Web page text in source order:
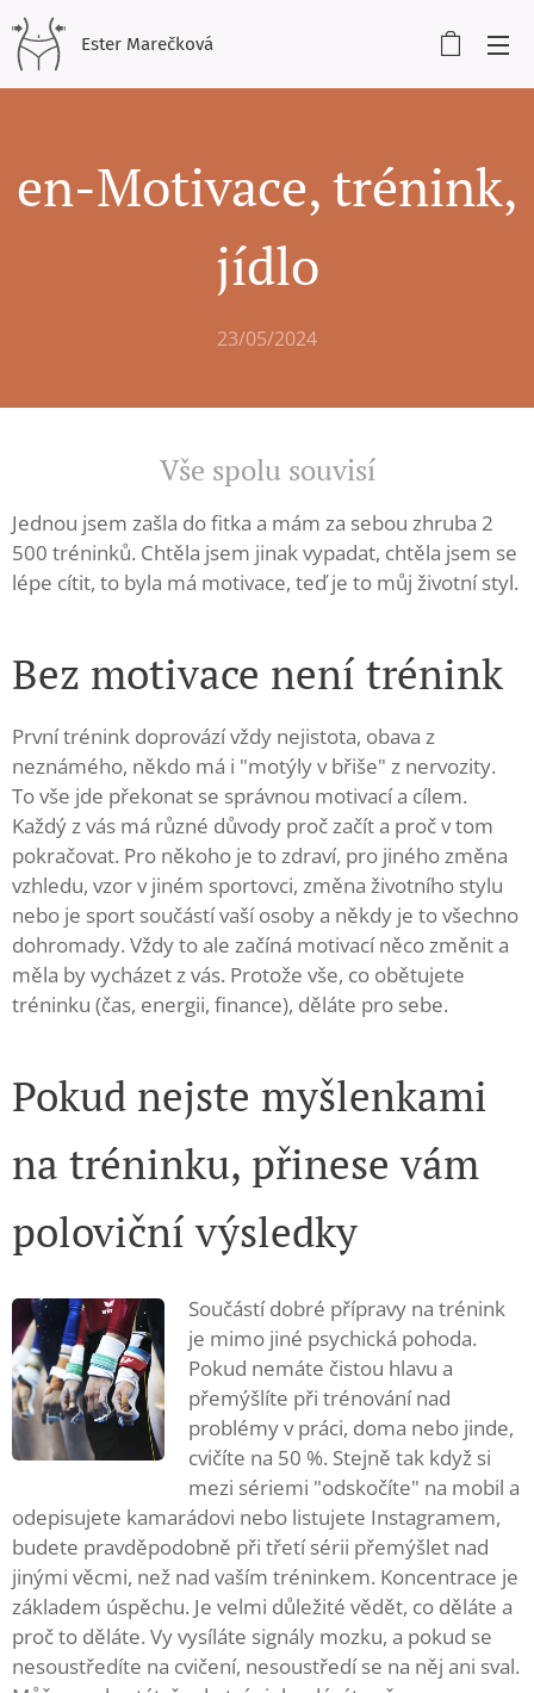
Ester Marečková
en-Motivace, trénink,
jídlo
23/05/2024
Vše spolu souvisí
Jednou jsem zašla do fitka a mám za sebou zhruba 2
500 tréninků. Chtěla jsem jinak vypadat, chtěla jsem se
lépe cítit, to byla má motivace, teď je to můj životní styl.
Bez motivace není trénink
První trénink doprovází vždy nejistota, obava z
neznámého, někdo má i "motýly v břiše" z nervozity.
To vše jde překonat se správnou motivací a cílem.
Každý z vás má různé důvody proč začít a proč v tom
pokračovat. Pro někoho je to zdraví, pro jiného změna
vzhledu, vzor v jiném sportovci, změna životního stylu
nebo je sport součástí vaší osoby a někdy je to všechno
dohromady. Vždy to ale začíná motivací něco změnit a
měla by vycházet z vás. Protože vše, co obětujete
tréninku (čas, energii, finance), děláte pro sebe.
Pokud nejste myšlenkami
na tréninku, přinese vám
poloviční výsledky
Součástí dobré přípravy na trénink
je mimo jiné psychická pohoda.
Pokud nemáte čistou hlavu a
přemýšlíte při trénování nad
problémy v práci, doma nebo jinde,
cvičíte na 50 %. Stejně tak když si
mezi sériemi "odskočíte" na mobil a
odepisujete kamarádovi nebo listujete Instagramem,
budete pravděpodobně při třetí sérii přemýšlet nad
jinými věcmi, než nad vaším tréninkem. Koncentrace je
základem úspěchu. Je velmi důležité vědět, co děláte a
proč to děláte. Vy vysíláte signály mozku, a pokud se
nesoustředíte na cvičení, nesoustředí se na něj ani sval.